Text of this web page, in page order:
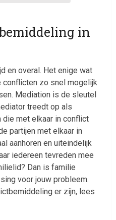
in
en overal. Het enige wat
conflicten zo snel mogelijk
Mediation is de sleutel
treedt op als
met elkaar in conflict
partijen met elkaar in
aanhoren en uiteindelijk
iedereen tevreden mee
Dan is familie
voor jouw probleem.
er zijn, lees